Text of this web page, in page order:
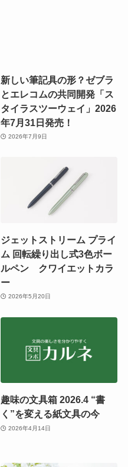
新しい筆記具の形？ゼブラ
とエレコムの共同開発「ス
タイラスツーウェイ」2026
年7月31日発売！
2026年7月9日
ジェットストリーム プライ
ム 回転繰り出し式3色ボー
ルペン クワイエットカラ
ー
2026年5月20日
趣味の文具箱 2026.4 “書
く”を変える紙文具の今
2026年4月14日